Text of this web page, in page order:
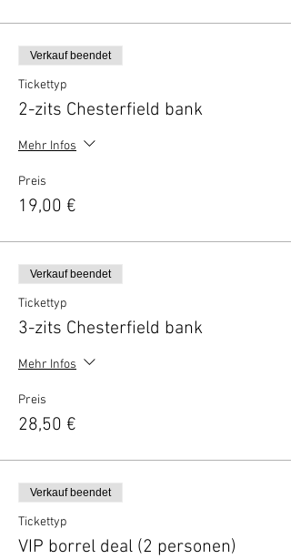
Verkauf beendet
Tickettyp
2-zits Chesterfield bank
Mehr Infos
Preis
19,00 €
Verkauf beendet
Tickettyp
3-zits Chesterfield bank
Mehr Infos
Preis
28,50 €
Verkauf beendet
Tickettyp
VIP borrel deal (2 personen)